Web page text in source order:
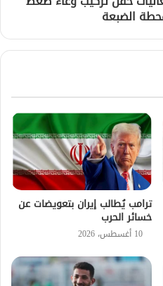
الضبعة
ترامب يُطالب إيران بتعويضات عن
خسائر الحرب
10 أغسطس، 2026